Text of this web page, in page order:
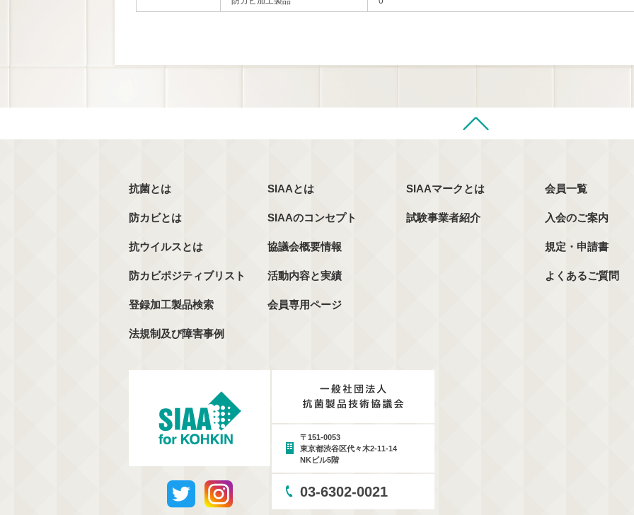
抗菌とは
防カビとは
抗ウイルスとは
防カビポジティブリスト
登録加工製品検索
法規制及び障害事例
SIAAとは
SIAAのコンセプト
協議会概要情報
活動内容と実績
会員専用ページ
SIAAマークとは
試験事業者紹介
会員一覧
入会のご案内
規定・申請書
よくあるご質問
〒151-0053
東京都渋谷区代々木2-11-14
NKビル5階
03-6302-0021